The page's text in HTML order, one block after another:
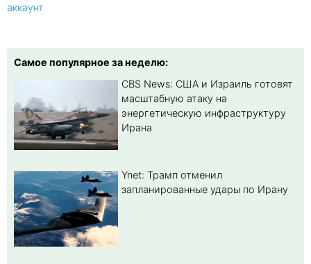
аккаунт
Самое популярное за неделю:
CBS News: США и Израиль готовят
масштабную атаку на
энергетическую инфраструктуру
Ирана
Ynet: Трамп отменил
запланированные удары по Ирану